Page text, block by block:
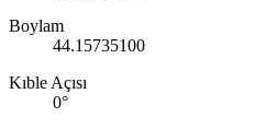
Boylam
44.15735100
Kıble Açısı
0°